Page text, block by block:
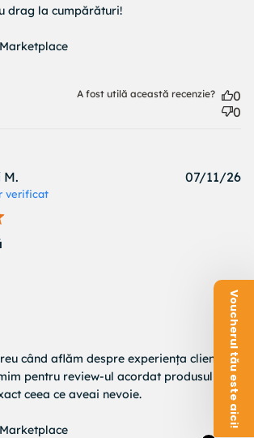
drag la cumpărături!
A fost utilă această recenzie?
0
0
M.
verificat
review content
magazinului cu privire la
Owner pe Mon Jul 13 2026
când aflăm despre experiența clienților
pentru review-ul acordat produsului și
ceea ce aveai nevoie.
07/11/26
Voucherul tău este aici!